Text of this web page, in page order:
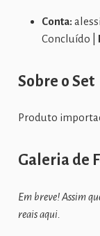
Conta:
Concluído |
Sobre o Set
Produto
Galeria de
Em breve! Assim
reais aqui.